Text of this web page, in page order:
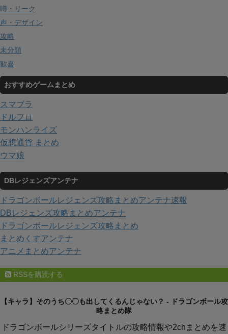
噂・リーク
声・デザイン
攻略
未分類
歓喜
おすすめゲームまとめ
スマブラ
ドルフロ
モンハンライズ
仮想通貨 まとめ
ウマ娘
DBレジェンズアンテナ
ドラゴンボールレジェンズ攻略まとめアンテナ速報
DBレジェンズ攻略まとめアンテナ
ドラゴンボールレジェンズ攻略まとめ
まとめくすアンテナ
アニメまとめアンテナ
RSSを購読する
【キャラ】そのうち〇〇も出してくるんじゃない？ - ドラゴンボール攻
略まとめ隊
ドラゴンボールシリーズタイトルの攻略情報や2chまとめを速